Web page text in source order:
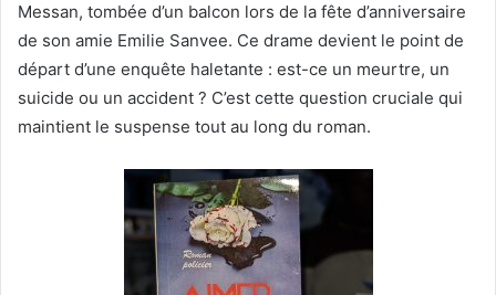
Messan, tombée d’un balcon lors de la fête d’anniversaire
de son amie Emilie Sanvee. Ce drame devient le point de
départ d’une enquête haletante : est-ce un meurtre, un
suicide ou un accident ? C’est cette question cruciale qui
maintient le suspense tout au long du roman.